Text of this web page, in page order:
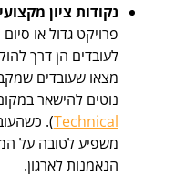
נקודות ציון
פרויקט גדול או
לעובדים הן דרך
מצאו שעובדים
נוטים להישאר במקום
Technical
).
משפיע לטובה על
הנאמנות לארגון.